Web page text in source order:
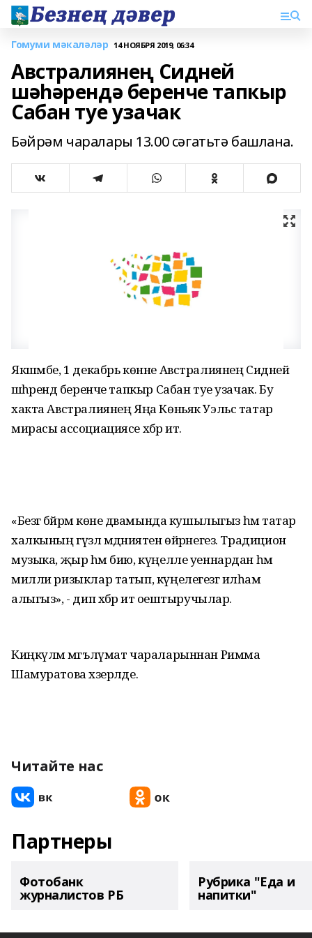
Гомуми мәкаләләр 14 НОЯБРЯ 2019, 06:34
Австралиянең Сидней
шәһәрендә беренче тапкыр
Сабан туе узачак
Бәйрәм чаралары 13.00 сәгатьтә башлана.
Якшәмбе, 1 декабрь көнне Австралиянең Сидней
шәһәрендә беренче тапкыр Сабан туе узачак. Бу
хакта Австралиянең Яңа Көньяк Уэльс татар
мирасы ассоциациясе хәбәр итә.
«Безгә бәйрәм көне дәвамында кушылыгыз һәм татар
халкының гүзәл мәдәниятен өйрәнегез. Традицион
музыка, җыр һәм бию, күңелле уеннардан һәм
милли ризыклар татып, күңелегезгә илһам
алыгыз», - дип хәбәр итә оештыручылар.
Киңкүләм мәгълүмат чараларыннан Римма
Шамуратова хәзерләде.
Читайте нас
Партнеры
Фотобанк
журналистов РБ
Рубрика "Еда и
напитки"